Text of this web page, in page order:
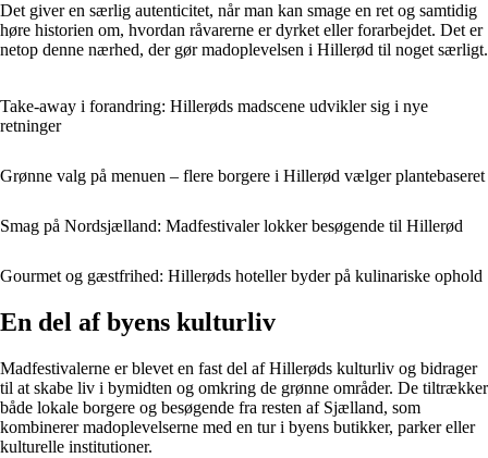
Det giver en særlig autenticitet, når man kan smage en ret og samtidig
høre historien om, hvordan råvarerne er dyrket eller forarbejdet. Det er
netop denne nærhed, der gør madoplevelsen i Hillerød til noget særligt.
Take-away i forandring: Hillerøds madscene udvikler sig i nye
retninger
Grønne valg på menuen – flere borgere i Hillerød vælger plantebaseret
Smag på Nordsjælland: Madfestivaler lokker besøgende til Hillerød
Gourmet og gæstfrihed: Hillerøds hoteller byder på kulinariske ophold
En del af byens kulturliv
Madfestivalerne er blevet en fast del af Hillerøds kulturliv og bidrager
til at skabe liv i bymidten og omkring de grønne områder. De tiltrækker
både lokale borgere og besøgende fra resten af Sjælland, som
kombinerer madoplevelserne med en tur i byens butikker, parker eller
kulturelle institutioner.